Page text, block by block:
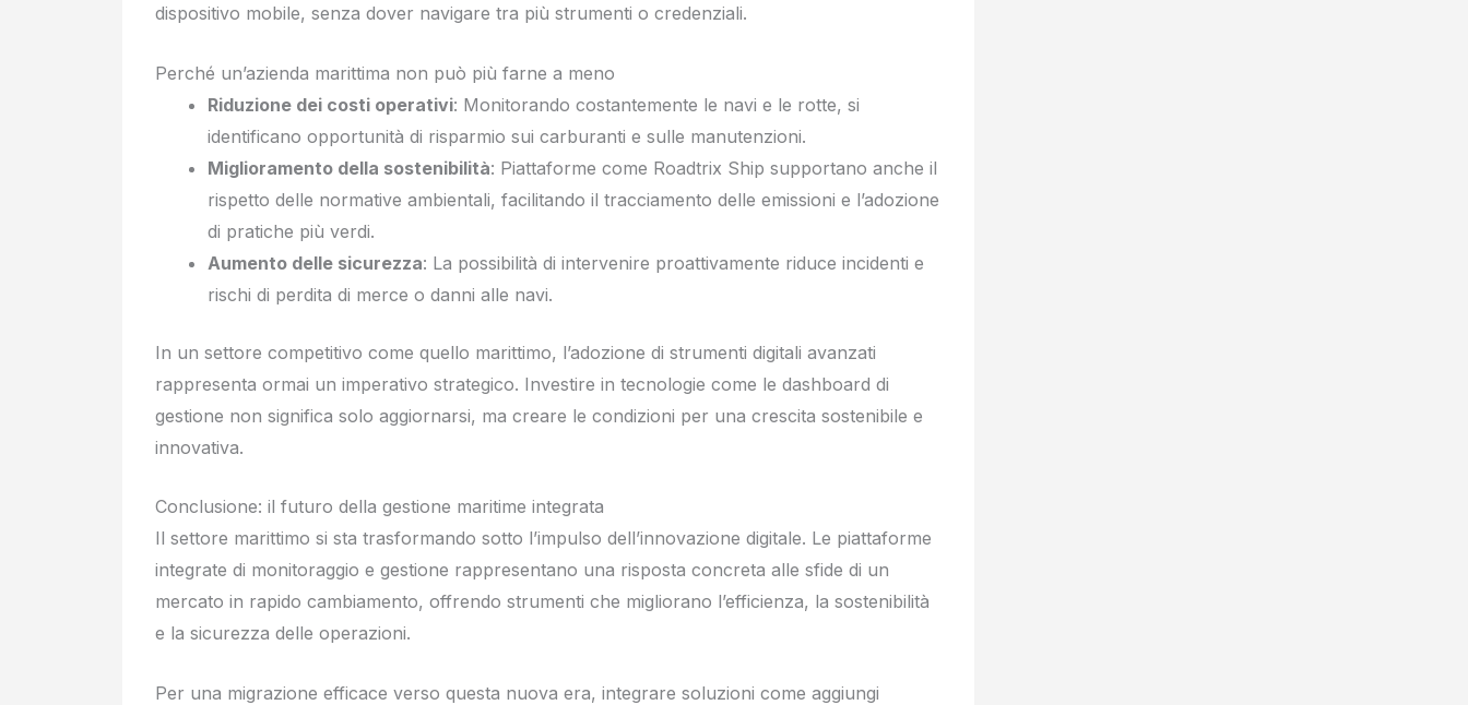
dispositivo mobile, senza dover navigare tra più strumenti o credenziali.
Perché un’azienda marittima non può più farne a meno
Riduzione dei costi operativi: Monitorando costantemente le navi e le rotte, si
identificano opportunità di risparmio sui carburanti e sulle manutenzioni.
Miglioramento della sostenibilità: Piattaforme come Roadtrix Ship supportano anche il
rispetto delle normative ambientali, facilitando il tracciamento delle emissioni e l’adozione
di pratiche più verdi.
Aumento delle sicurezza: La possibilità di intervenire proattivamente riduce incidenti e
rischi di perdita di merce o danni alle navi.
In un settore competitivo come quello marittimo, l’adozione di strumenti digitali avanzati
rappresenta ormai un imperativo strategico. Investire in tecnologie come le dashboard di
gestione non significa solo aggiornarsi, ma creare le condizioni per una crescita sostenibile e
innovativa.
Conclusione: il futuro della gestione maritime integrata
Il settore marittimo si sta trasformando sotto l’impulso dell’innovazione digitale. Le piattaforme
integrate di monitoraggio e gestione rappresentano una risposta concreta alle sfide di un
mercato in rapido cambiamento, offrendo strumenti che migliorano l’efficienza, la sostenibilità
e la sicurezza delle operazioni.
Per una migrazione efficace verso questa nuova era, integrare soluzioni come aggiungi